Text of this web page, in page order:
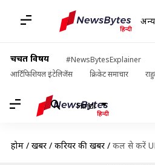
अन्य
चर्चित विषय #NewsBytesExplainer
आर्टिफिशियल इंटेलिजेंस
क्रिकेट समाचार
Hindi
होम / खबरें / करियर की खबरें / कल से करें UPTET